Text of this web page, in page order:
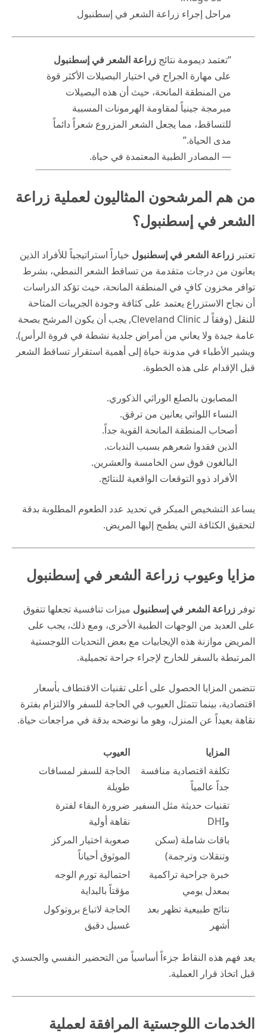
مراحل إجراء زراعة الشعر في إسطنبول
“تعتمد ديمومة نتائج زراعة الشعر في إسطنبول
على مهارة الجراح في اختيار البصيلات الأكثر قوة
من المنطقة المانحة، حيث أن هذه البصيلات
مبرمجة جينياً لمقاومة الهرمونات المسببة
للتساقط، مما يجعل الشعر المزروع شعراً دائماً
مدى الحياة.”
— المصادر الطبية المعتمدة في حياة.
من هم المرشحون المثاليون لعملية زراعة
الشعر في إسطنبول؟
تعتبر زراعة الشعر في إسطنبول خياراً استراتيجياً للأفراد الذين
يعانون من درجات متقدمة من تساقط الشعر النمطي، بشرط
توافر مخزون كافٍ في المنطقة المانحة، حيث تؤكد الدراسات
أن نجاح الاستزراع يعتمد على كثافة وجودة الجريبات المتاحة
للنقل (وفقاً لـCleveland Clinic, يجب أن يكون المرشح بصحة
عامة جيدة ولا يعاني من أمراض جلدية نشطة في فروة الرأس).
ويشير الأطباء في مدونة حياة إلى أهمية استقرار تساقط الشعر
قبل الإقدام على هذه الخطوة.
المصابون بالصلع الوراثي الذكوري.
النساء اللواتي يعانين من ترقق.
أصحاب المنطقة المانحة القوية جداً.
الذين فقدوا شعرهم بسبب الندبات.
البالغون فوق سن الخامسة والعشرين.
الأفراد ذوو التوقعات الواقعية للنتائج.
يساعد التشخيص المبكر في تحديد عدد الطعوم المطلوبة بدقة
لتحقيق الكثافة التي يطمح إليها المريض.
مزايا وعيوب زراعة الشعر في إسطنبول
توفر زراعة الشعر في إسطنبول ميزات تنافسية تجعلها تتفوق
على العديد من الوجهات الطبية الأخرى، ومع ذلك، يجب على
المريض موازنة هذه الإيجابيات مع بعض التحديات اللوجستية
المرتبطة بالسفر للخارج لإجراء جراحة تجميلية.
تتضمن المزايا الحصول على أعلى تقنيات الاقتطاف بأسعار
اقتصادية، بينما تتمثل العيوب في الحاجة للسفر والالتزام بفترة
نقاهة بعيداً عن المنزل، وهو ما نوضحه بدقة في مراجعات حياة.
المزايا
العيوب
تكلفة اقتصادية منافسة
جداً عالمياً
الحاجة للسفر لمسافات
طويلة
تقنيات حديثة مثل السفير
وDHI
ضرورة البقاء لفترة
نقاهة أولية
باقات شاملة (سكن
وتنقلات وترجمة)
صعوبة اختيار المركز
الموثوق أحياناً
خبرة جراحية تراكمية
بمعدل يومي
احتمالية تورم الوجه
مؤقتاً بالبداية
نتائج طبيعية تظهر بعد
أشهر
الحاجة لاتباع بروتوكول
غسيل دقيق
يعد فهم هذه النقاط جزءاً أساسياً من التحضير النفسي والجسدي
قبل اتخاذ قرار العملية.
الخدمات اللوجستية المرافقة لعملية